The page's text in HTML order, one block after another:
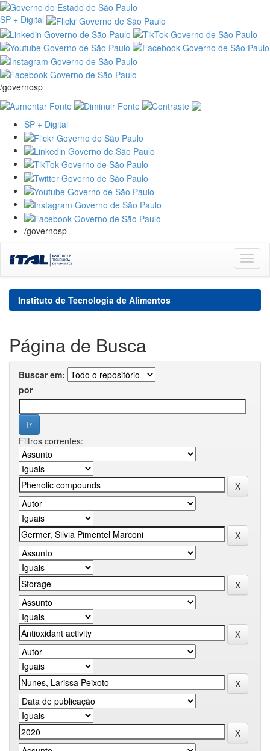
SP + Digital
/governosp
SP + Digital
/governosp
navigation
Instituto de Tecnologia de Alimentos
Página de Busca
Buscar em:
por
Filtros correntes: